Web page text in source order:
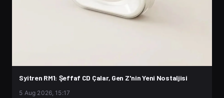
Syitren RM1: Şeffaf CD Çalar, Gen Z'nin Yeni Nostaljisi
5 Aug 2026, 15:17